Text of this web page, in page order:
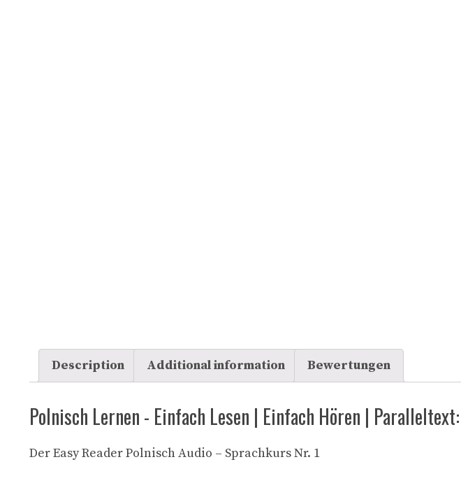
Description Additional information Bewertungen
Polnisch Lernen - Einfach Lesen | Einfach Hören |
Der Easy Reader Polnisch Audio – Sprachkurs Nr. 1